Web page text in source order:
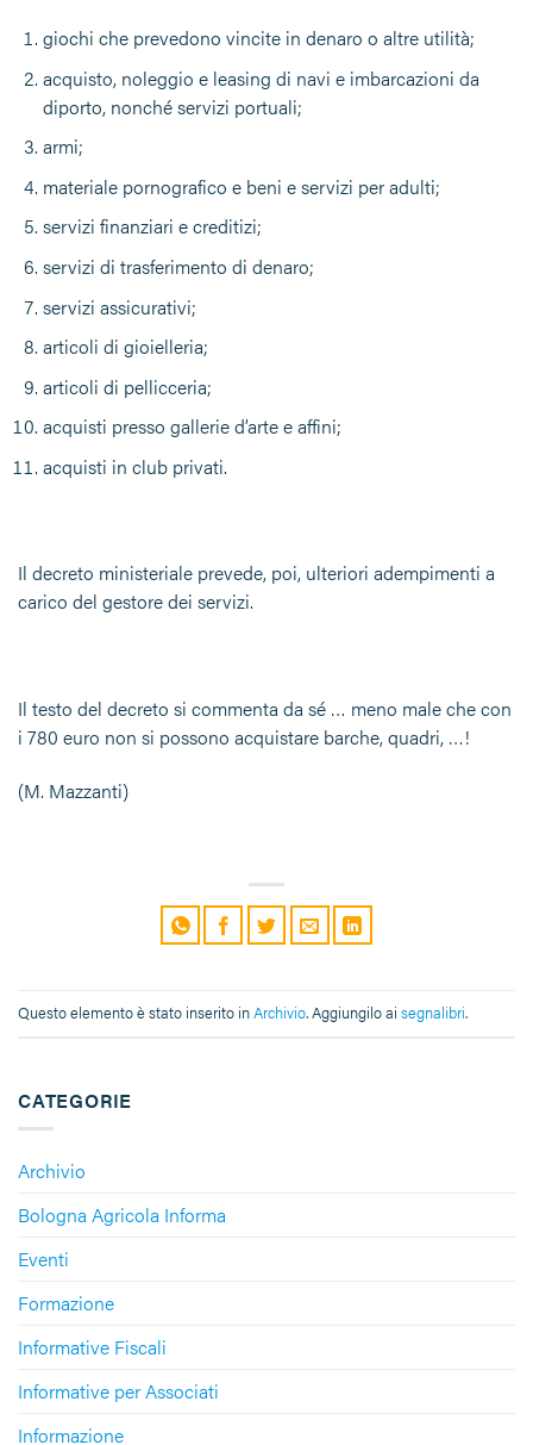
CATEGORIE
Archivio
Bologna Agricola Informa
Eventi
Formazione
Informative Fiscali
Informative per Associati
Informazione
giochi che prevedono vincite in denaro o altre utilità;
acquisto, noleggio e leasing di navi e imbarcazioni da
diporto, nonché servizi portuali;
armi;
materiale pornografico e beni e servizi per adulti;
servizi finanziari e creditizi;
servizi di trasferimento di denaro;
servizi assicurativi;
articoli di gioielleria;
articoli di pellicceria;
acquisti presso gallerie d’arte e affini;
acquisti in club privati.
Il decreto ministeriale prevede, poi, ulteriori adempimenti a
carico del gestore dei servizi.
Il testo del decreto si commenta da sé … meno male che con
i 780 euro non si possono acquistare barche, quadri, …!
(M. Mazzanti)
Questo elemento è stato inserito inArchivio. Aggiungilo ai segnalibri.